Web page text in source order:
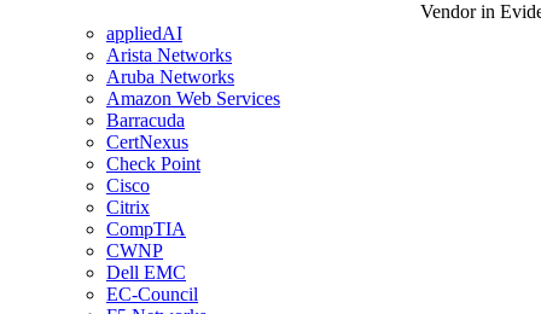
Vendor in
appliedAI
Arista Networks
Aruba Networks
Amazon Web Services
Barracuda
CertNexus
Check Point
Cisco
Citrix
CompTIA
CWNP
Dell EMC
EC-Council